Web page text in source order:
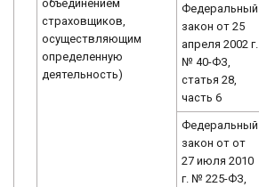
объединением
страховщиков,
осуществляющим
определенную
деятельность)
Федеральный
закон от 25
апреля 2002 г.
№ 40-ФЗ,
статья 28,
часть 6
Федеральный
закон от от
27 июля 2010
г. № 225-ФЗ,